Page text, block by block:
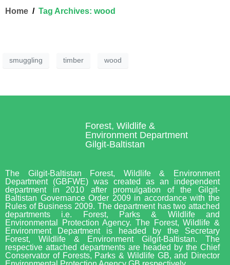
Home Tag Archives: wood
smuggling timber wood
Forest, Wildlife &
Environment Department
Gilgit-Baltistan
The Gilgit-Baltistan Forest, Wildlife & Environment
Department (GBFWE) was created as an independent
department in 2010 after promulgation of the Gilgit-
Baltistan Governance Order 2009 in accordance with the
Rules of Business 2009. The department has two attached
departments i.e. Forest, Parks & Wildlife and
Environmental Protection Agency. The Forest, Wildlife &
Environment Department is headed by the Secretary
Forest, Wildlife & Environment Gilgit-Baltistan. The
respective attached departments are headed by the Chief
Conservator of Forests, Parks & Wildlife GB, and Director